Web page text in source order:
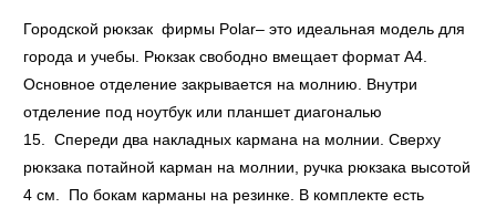
Городской рюкзак фирмы Polar– это идеальная модель для
города и учебы. Рюкзак свободно вмещает формат А4.
Основное отделение закрывается на молнию. Внутри
отделение под ноутбук или планшет диагональю
15. Спереди два накладных кармана на молнии. Сверху
рюкзака потайной карман на молнии, ручка рюкзака высотой
4 см. По бокам карманы на резинке. В комплекте есть